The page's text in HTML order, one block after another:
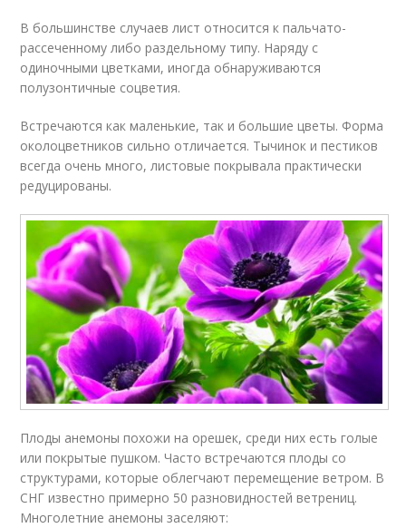
В большинстве случаев лист относится к пальчато-
рассеченному либо раздельному типу. Наряду с
одиночными цветками, иногда обнаруживаются
полузонтичные соцветия.
Встречаются как маленькие, так и большие цветы. Форма
околоцветников сильно отличается. Тычинок и пестиков
всегда очень много, листовые покрывала практически
редуцированы.
Плоды анемоны похожи на орешек, среди них есть голые
или покрытые пушком. Часто встречаются плоды со
структурами, которые облегчают перемещение ветром. В
СНГ известно примерно 50 разновидностей ветрениц.
Многолетние анемоны заселяют: